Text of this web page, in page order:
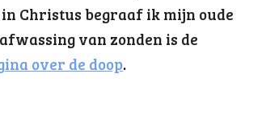
Christus begraaf ik mijn oude
van zonden is de
over de doop.